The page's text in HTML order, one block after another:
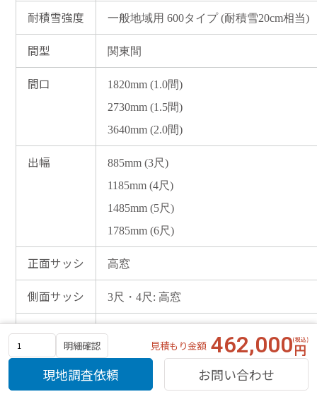
明細確認 見積もり金額 462,000
現地調査依頼 お問い合わせ
耐積雪強度 一般地域用 600タイプ (耐積雪20cm相当)
間型 関東間
間口
1820mm (1.0間)
2730mm (1.5間)
3640mm (2.0間)
出幅
885mm (3尺)
1185mm (4尺)
1485mm (5尺)
1785mm (6尺)
正面サッシ 高窓
側面サッシ 3尺・4尺: 高窓
本体カラー
屋根材
ポリカーボネート
(クリアブルー、クリアマット、クリア